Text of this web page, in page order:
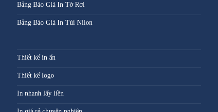
Bảng Báo Giá In Tờ Rơi
Bảng Báo Giá In Túi Nilon
Thiết kế in ấn
Thiết kế logo
In nhanh lấy liền